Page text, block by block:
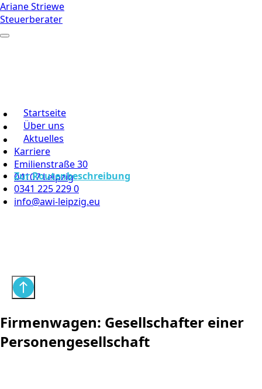
Ariane Striewe
Steuerberater
Startseite
Über uns
Aktuelles
Karriere
Emilienstraße 30
04107 Leipzig
Zur Routenbeschreibung
0341 225 229 0
info@awi-leipzig.eu
Firmenwagen: Gesellschafter einer
Personengesellschaft